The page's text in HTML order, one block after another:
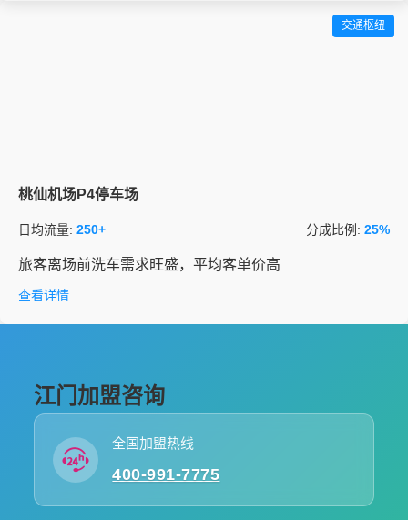
交通枢纽
桃仙机场P4停车场
日均流量: 250+ 分成比例: 25%
旅客离场前洗车需求旺盛，平均客单价高
查看详情
江门加盟咨询
全国加盟热线
400-991-7775